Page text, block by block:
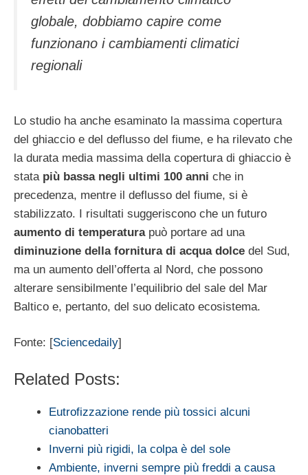
globale, dobbiamo capire come
funzionano i cambiamenti climatici
regionali
Lo studio ha anche esaminato la massima copertura
del ghiaccio e del deflusso del fiume, e ha rilevato che
la durata media massima della copertura di ghiaccio è
stata più bassa negli ultimi 100 anni che in
precedenza, mentre il deflusso del fiume, si è
stabilizzato. I risultati suggeriscono che un futuro
aumento di temperaturapuò portare ad una
diminuzione della fornitura di acqua dolce del Sud,
ma un aumento dell’offerta al Nord, che possono
alterare sensibilmente l’equilibrio del sale del Mar
Baltico e, pertanto, del suo delicato ecosistema.
Fonte: [Sciencedaily]
Related Posts:
Eutrofizzazione rende più tossici alcuni
cianobatteri
Inverni più rigidi, la colpa è del sole
Ambiente, inverni sempre più freddi a causa